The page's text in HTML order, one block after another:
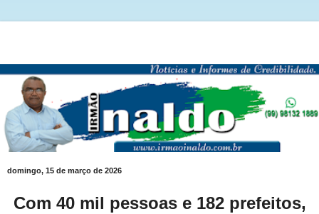
domingo, 15 de março de 2026
Com 40 mil pessoas e 182 prefeitos,